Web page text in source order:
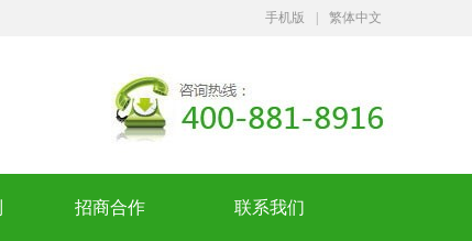
手机版 繁体中文
招商合作 联系我们